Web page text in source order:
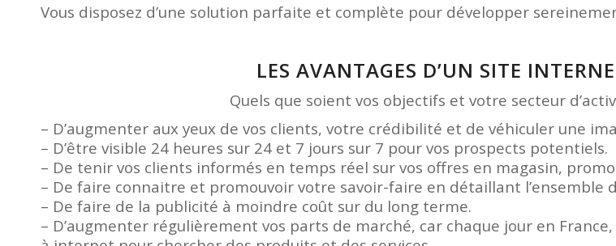
Vous disposez d’une solution parfaite et complète pour développer
LES AVANTAGES D’UN SITE
Quels que soient vos objectifs et votre secteur
– D’augmenter aux yeux de vos clients, votre crédibilité et de véhiculer une
– D’être visible 24 heures sur 24 et 7 jours sur 7 pour vos prospects potentiels.
– De tenir vos clients informés en temps réel sur vos offres en magasin,
– De faire connaitre et promouvoir votre savoir-faire en détaillant l’ensemble
– De faire de la publicité à moindre coût sur du long terme.
– D’augmenter régulièrement vos parts de marché, car chaque jour en